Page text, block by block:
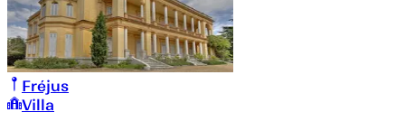
Fréjus
Villa